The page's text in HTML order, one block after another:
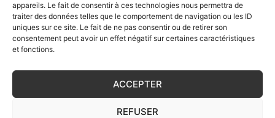
appareils. Le fait de consentir à ces technologies nous permettra de
traiter des données telles que le comportement de navigation ou les ID
uniques sur ce site. Le fait de ne pas consentir ou de retirer son
consentement peut avoir un effet négatif sur certaines caractéristiques
et fonctions.
ACCEPTER
REFUSER